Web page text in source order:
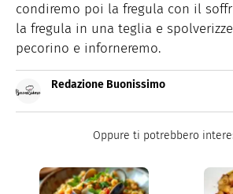
condiremo poi la fregula con il
la fregula in una teglia e
pecorino e inforneremo.
Redazione Buonissimo
quale trovi idee veloci, facili e
Oppure ti potrebbero